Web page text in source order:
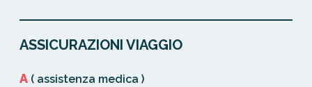
ASSICURAZIONI VIAGGIO
A ( assistenza medica )